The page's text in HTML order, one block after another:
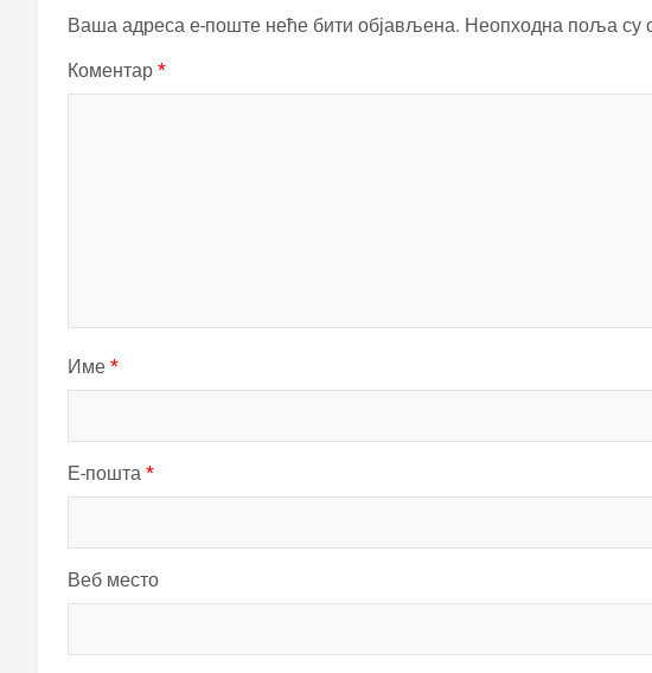
Ваша адреса е-поште неће бити објављена. Неопходна поља су
Коментар *
Име *
Е-пошта *
Веб место